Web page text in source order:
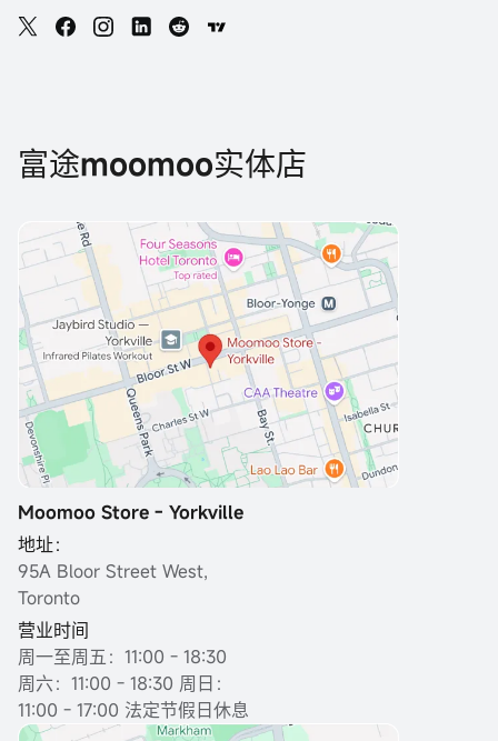
富途moomoo实体店
Moomoo Store - Yorkville
地址：
95A Bloor Street West,
Toronto
营业时间
周一至周五：11:00 - 18:30
周六：11:00 - 18:30 周日：
11:00 - 17:00 法定节假日休息